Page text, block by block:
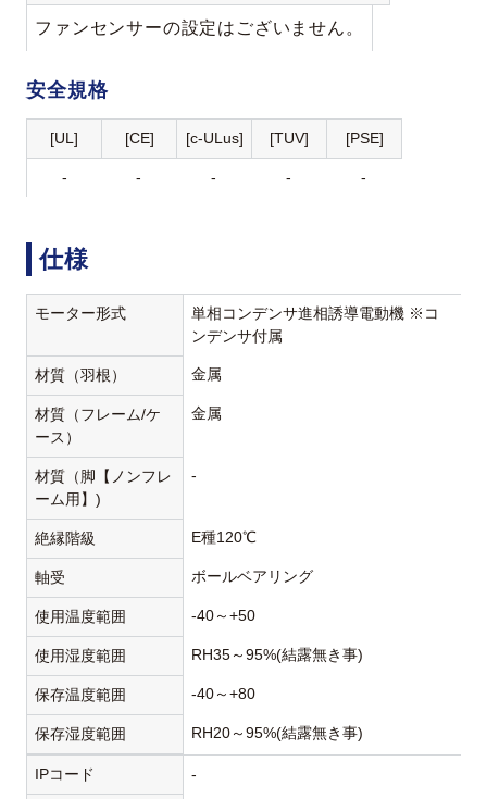
ファンセンサーの設定はございません。
安全規格
[UL] [CE] [c-ULus] [TUV] [PSE]
- - - - -
仕様
モーター形式
単相コンデンサ進相誘導電動機 ※コ
ンデンサ付属
材質（羽根） 金属
材質（フレーム/ケ
ース）
金属
材質（脚【ノンフレ
ーム用】)
-
絶縁階級 E種120℃
軸受 ボールベアリング
使用温度範囲 -40～+50
使用湿度範囲 RH35～95%(結露無き事)
保存温度範囲 -40～+80
保存湿度範囲 RH20～95%(結露無き事)
IPコード -